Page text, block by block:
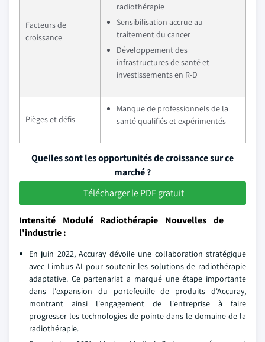
Facteurs de
croissance
radiothérapie
Sensibilisation accrue au
traitement du cancer
Développement des
infrastructures de santé et
investissements en R-D
Pièges et défis
Manque de professionnels de la
santé qualifiés et expérimentés
Quelles sont les opportunités de croissance sur ce
marché ?
Télécharger le PDF gratuit
Intensité Modulé Radiothérapie Nouvelles de
l'industrie :
En juin 2022, Accuray dévoile une collaboration stratégique
avec Limbus AI pour soutenir les solutions de radiothérapie
adaptative. Ce partenariat a marqué une étape importante
dans l'expansion du portefeuille de produits d'Accuray,
montrant ainsi l'engagement de l'entreprise à faire
progresser les technologies de pointe dans le domaine de la
radiothérapie.